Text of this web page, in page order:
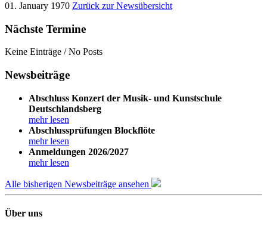
01. January 1970 Zurück zur Newsübersicht
Nächste Termine
Keine Einträge / No Posts
Newsbeiträge
Abschluss Konzert der Musik- und Kunstschule
Deutschlandsberg
mehr lesen
Abschlussprüfungen Blockflöte
mehr lesen
Anmeldungen 2026/2027
mehr lesen
Alle bisherigen Newsbeiträge ansehen
Über uns